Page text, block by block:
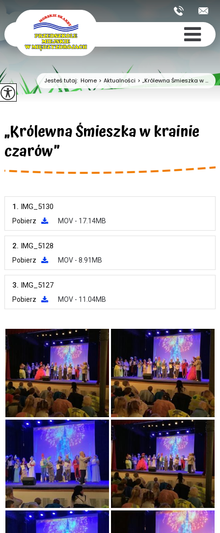
Jesteś tutaj:Home > Aktualności > „Królewna Śmieszka w ...
„Królewna Śmieszka w krainie
czarów”
1. IMG_5130
Pobierz MOV - 17.14MB
2. IMG_5128
Pobierz MOV - 8.91MB
3. IMG_5127
Pobierz MOV - 11.04MB